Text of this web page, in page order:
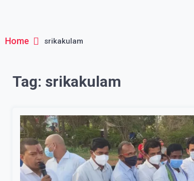
Home srikakulam
Tag: srikakulam